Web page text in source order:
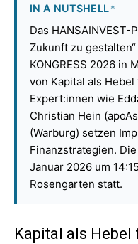
IN A NUTSHELL*
Das HANSAINVEST-
Zukunft zu
KONGRESS 2026 in
von Kapital als
Expert:innen wie
Christian Hein
(Warburg) setzen
Finanzstrategien.
Januar 2026 um
Rosengarten statt.
Kapital als Hebel